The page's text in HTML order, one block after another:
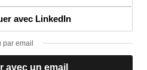
avec LinkedIn
par email
avec un email